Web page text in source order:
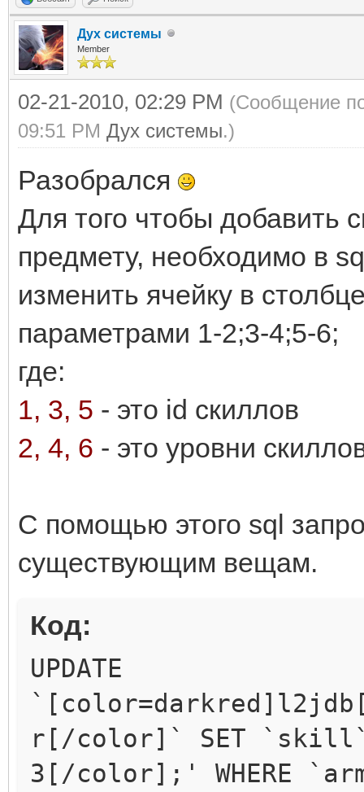
Дух системы
Member
02-21-2010, 02:29 PM (Сообщение
09:51 PM Дух системы.)
Разобрался
Для того чтобы добавить
предмету, необходимо в
изменить ячейку в
параметрами 1-2;3-4;5-6;
где:
1, 3, 5 - это id скиллов
2, 4, 6 - это уровни
C помощью этого sql
существующим вещам.
Код:
UPDATE
r[/color]` SET `skill`
3[/color];' WHERE